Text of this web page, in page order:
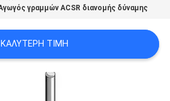
γραμμών ACSR διανομής δύναμης
ΚΑΛΎΤΕΡΗ ΤΙΜΉ